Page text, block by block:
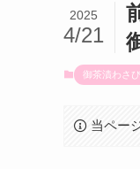
2025
4/21
御茶漬わさび
当ペー